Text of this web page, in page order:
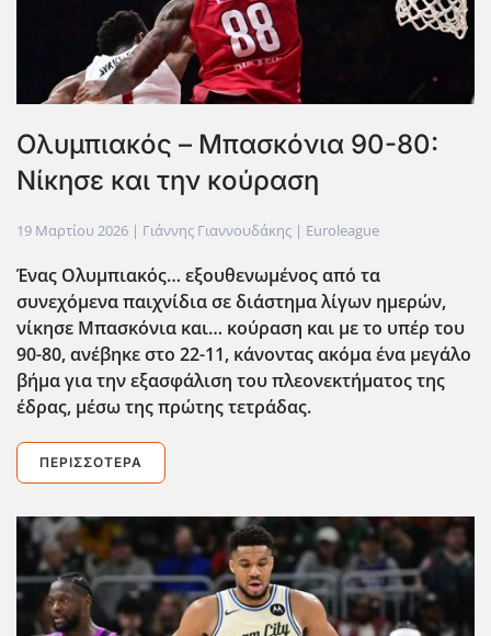
Ολυμπιακός – Μπασκόνια 90-80:
Νίκησε και την κούραση
19 Μαρτίου 2026 | Γιάννης Γιαννουδάκης | Euroleague
Ένας Ολυμπιακός… εξουθενωμένος από τα
συνεχόμενα παιχνίδια σε διάστημα λίγων ημερών,
νίκησε Μπασκόνια και… κούραση και με το υπέρ του
90-80, ανέβηκε στο 22-11, κάνοντας ακόμα ένα μεγάλο
βήμα για την εξασφάλιση του πλεονεκτήματος της
έδρας, μέσω της πρώτης τετράδας.
ΠΕΡΙΣΣΌΤΕΡΑ